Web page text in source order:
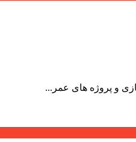
و پروژه های عمر...